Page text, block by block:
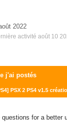
2022
activité août 10
j'ai postés
PSX 2 PS4 v1.5
questions for a better